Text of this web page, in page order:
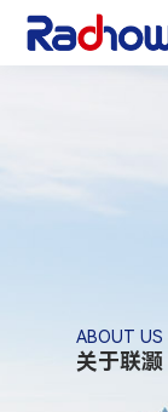
ABOUT US
关于联灏